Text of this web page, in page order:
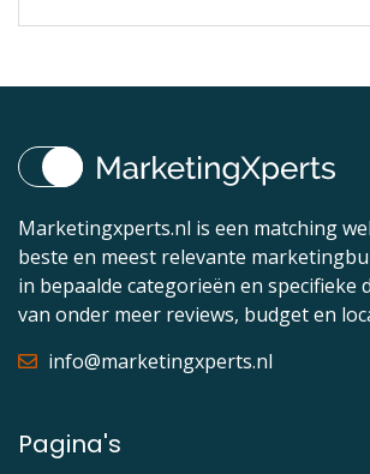
Marketingxperts.nl is een matching
beste en meest relevante
in bepaalde categorieën en specifieke
van onder meer reviews, budget en
info@marketingxperts.nl
Pagina's